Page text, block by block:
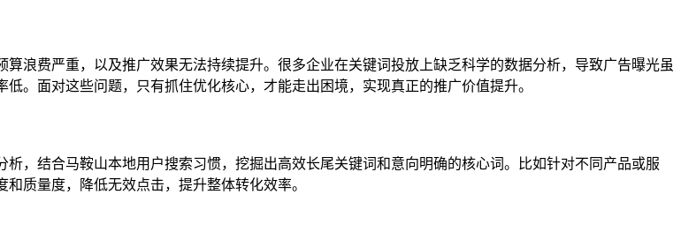
浪费严重，以及推广效果无法持续提升。很多企业在关键词投放上缺乏科学的数据分析，导致广告曝光虽
。面对这些问题，只有抓住优化核心，才能走出困境，实现真正的推广价值提升。
，结合马鞍山本地用户搜索习惯，挖掘出高效长尾关键词和意向明确的核心词。比如针对不同产品或服
质量度，降低无效点击，提升整体转化效率。